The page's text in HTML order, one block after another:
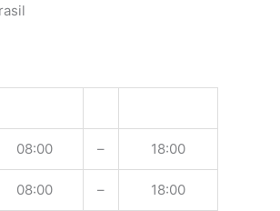
08:00 – 18:00
08:00 – 18:00